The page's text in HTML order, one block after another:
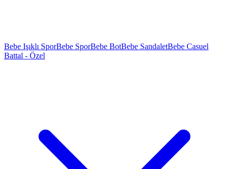
Bebe Işıklı SporBebe SporBebe BotBebe SandaletBebe Casuel
Battal - Özel